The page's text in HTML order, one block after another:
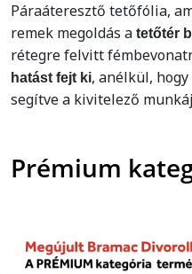
Páraáteresztő tetőfólia,
remek megoldás a tetőtér
rétegre felvitt
hatást fejt ki, anélkül,
segítve a kivitelező
Prémium